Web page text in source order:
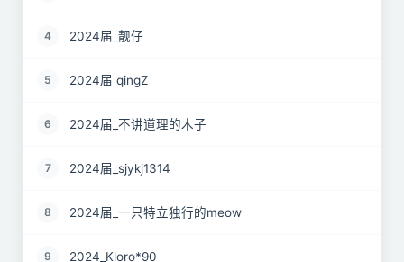
4 2024届_靓仔
5 2024届 qingZ
6 2024届_不讲道理的木子
7 2024届_sjykj1314
8 2024届_一只特立独行的meow
9 2024_Kloro*90